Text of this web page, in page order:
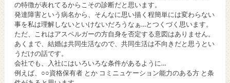
の特徴が表れてるからこその診断だと思います。
発達障害という病名から、そんなに思い描く程簡単には変わらない
事を私は理解しないといけないだろうなぁ…とつくづく思います。
ただ、これはアスペルガーの方自身を否定する意図はありません。
あくまで、結婚は共同生活なので、共同生活は不向きだと思うとい
うだけの話です。
会社でも、入社にはいろいろな条件があるように…
例えば、○○資格保有者 とか コミニュケーション能力のある方 と条